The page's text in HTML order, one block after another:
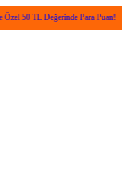
Değerinde Para Puan! •